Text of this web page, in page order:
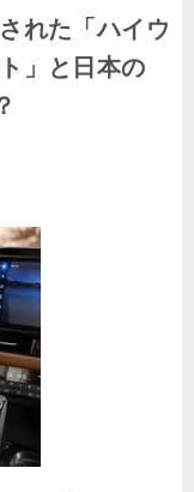
れた「ハイウ
」と日本の